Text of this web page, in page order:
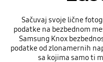
Sačuvaj svoje lične
podatke na bezbednom
Samsung Knox
podatke od zlonamernih
sa kojima samo ti